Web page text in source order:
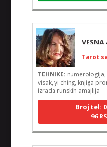
VESNA
Tarot
TEHNIKE:
visak, yi ching, knjiga
izrada runskih amajlija
Broj tel:
96